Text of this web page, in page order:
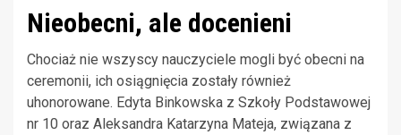
Nieobecni, ale docenieni
Chociaż nie wszyscy nauczyciele mogli być obecni na
ceremonii, ich osiągnięcia zostały również
uhonorowane. Edyta Binkowska z Szkoły Podstawowej
nr 10 oraz Aleksandra Katarzyna Mateja, związana z